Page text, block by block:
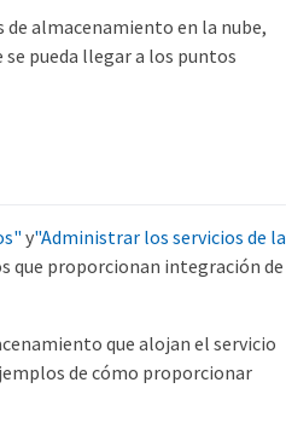
almacenamiento en la nube,
pueda llegar a los puntos
y"Administrar los servicios de la
que proporcionan integración de
que alojan el servicio
de cómo proporcionar